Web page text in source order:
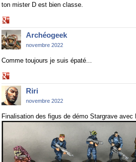
ton mister D est bien classe.
on
Google+Archéogeek
novembre 2022
Comme toujours je suis épaté...
on
Google+Riri
novembre 2022
Finalisation des figus de démo Stargrave avec